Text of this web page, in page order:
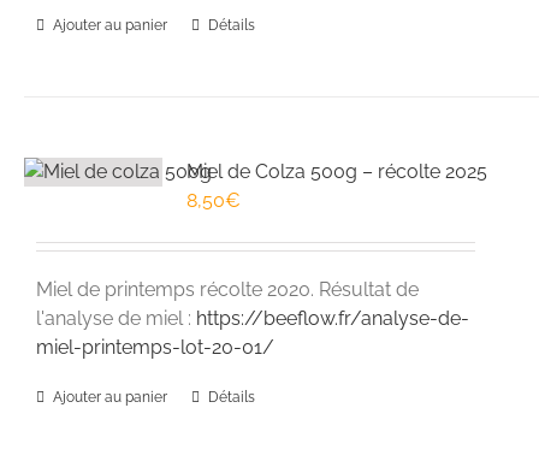
Ajouter au panier Détails
Miel de Colza 500g – récolte 2025
8,50€
Miel de printemps récolte 2020. Résultat de
l'analyse de miel : https://beeflow.fr/analyse-de-
miel-printemps-lot-20-01/
Ajouter au panier Détails